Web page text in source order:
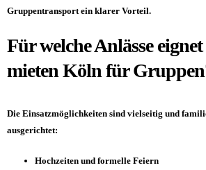
Gruppentransport ein klarer Vorteil.
Für welche Anlässe
mieten Köln für
Die Einsatzmöglichkeiten sind vielseitig und
ausgerichtet:
Hochzeiten und formelle Feiern